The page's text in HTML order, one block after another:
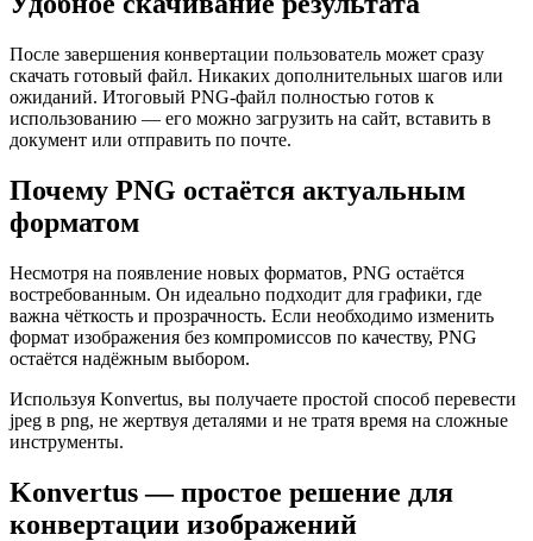
После завершения конвертации пользователь может сразу
скачать готовый файл. Никаких дополнительных шагов или
ожиданий. Итоговый PNG-файл полностью готов к
использованию — его можно загрузить на сайт, вставить в
документ или отправить по почте.
Почему PNG остаётся актуальным
форматом
Несмотря на появление новых форматов, PNG остаётся
востребованным. Он идеально подходит для графики, где
важна чёткость и прозрачность. Если необходимо изменить
формат изображения без компромиссов по качеству, PNG
остаётся надёжным выбором.
Используя Konvertus, вы получаете простой способ перевести
jpeg в png, не жертвуя деталями и не тратя время на сложные
инструменты.
Konvertus — простое решение для
конвертации изображений